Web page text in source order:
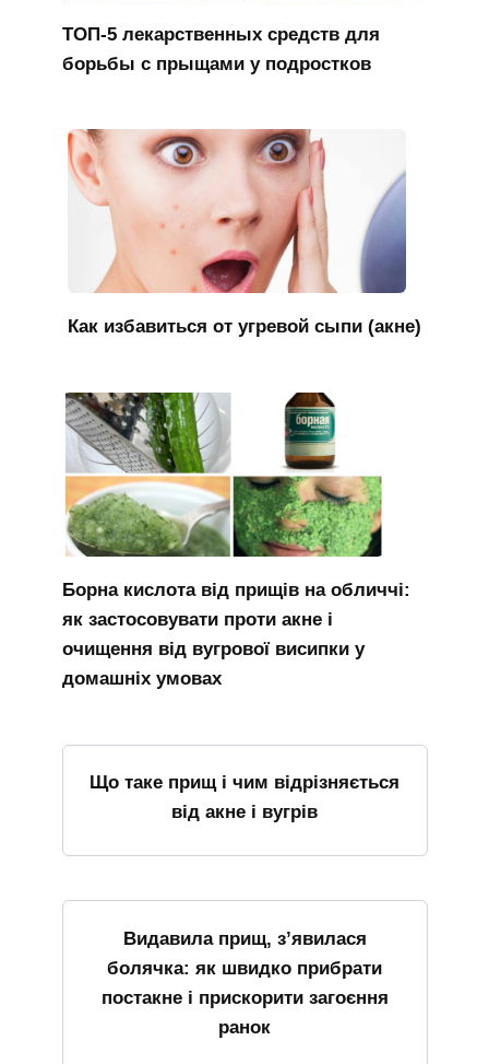
ТОП-5 лекарственных средств для
борьбы с прыщами у подростков
Как избавиться от угревой сыпи (акне)
Борна кислота від прищів на обличчі:
як застосовувати проти акне і
очищення від вугрової висипки у
домашніх умовах
Що таке прищ і чим відрізняється
від акне і вугрів
Видавила прищ, з’явилася
болячка: як швидко прибрати
постакне і прискорити загоєння
ранок